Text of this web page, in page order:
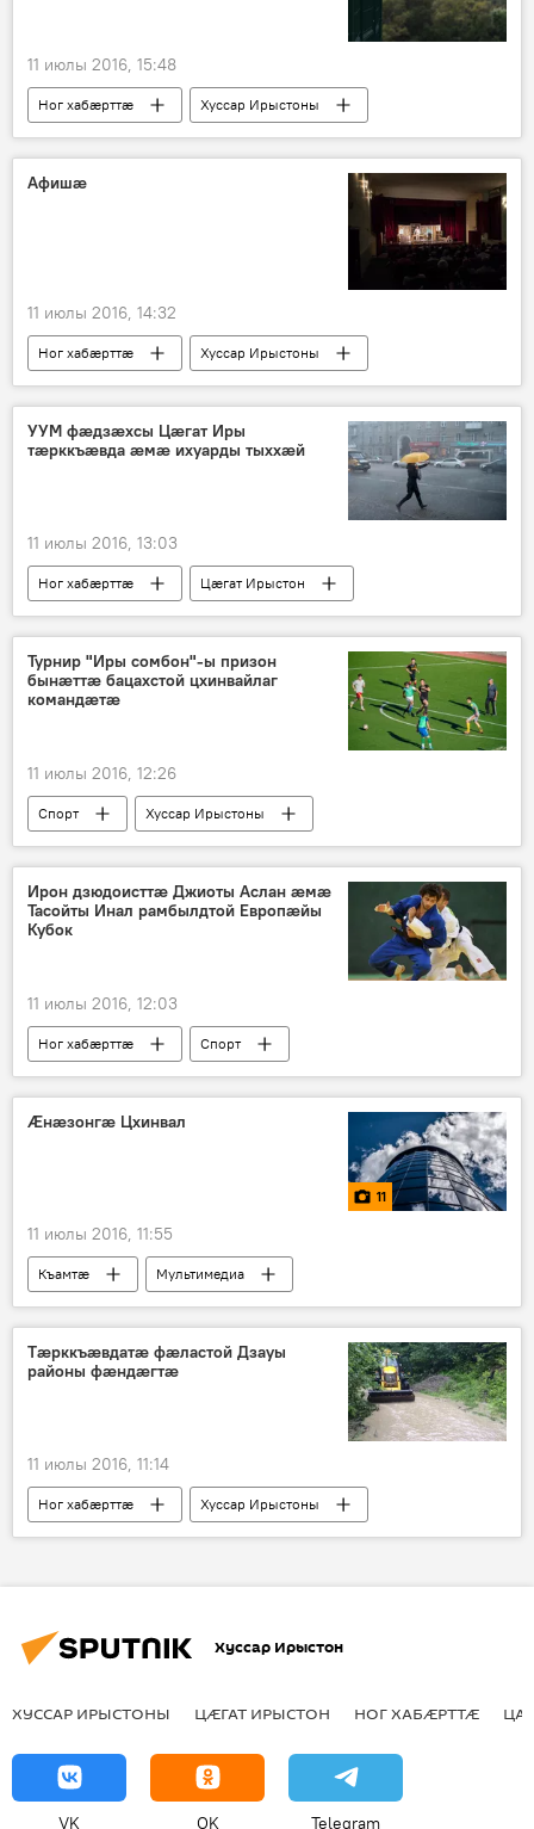
11 июлы 2016, 15:48
Ног хабӕрттӕ Хуссар Ирыстоны
Афишӕ
11 июлы 2016, 14:32
Ног хабӕрттӕ Хуссар Ирыстоны
УУМ фӕдзӕхсы Цӕгат Иры
тӕрккъӕвда ӕмӕ ихуарды тыххӕй
11 июлы 2016, 13:03
Ног хабӕрттӕ Цӕгат Ирыстон
Турнир "Иры сомбон"-ы призон
бынӕттӕ бацахстой цхинвайлаг
командӕтӕ
11 июлы 2016, 12:26
Спорт Хуссар Ирыстоны
Ирон дзюдоисттӕ Джиоты Аслан æмæ
Тасойты Инал рамбылдтой Европæйы
Кубок
11 июлы 2016, 12:03
Ног хабӕрттӕ Спорт
Ӕнӕзонгӕ Цхинвал
11
11 июлы 2016, 11:55
Къамтӕ Мультимедиа
Тæрккъæвдатæ фæластой Дзауы
районы фæндæгтæ
11 июлы 2016, 11:14
Ног хабӕрттӕ Хуссар Ирыстоны
Хуссар Ирыстон
ХУССАР ИРЫСТОНЫ ЦӔГАТ ИРЫСТОН НОГ ХАБӔРТТӔ
VK OK Telegram